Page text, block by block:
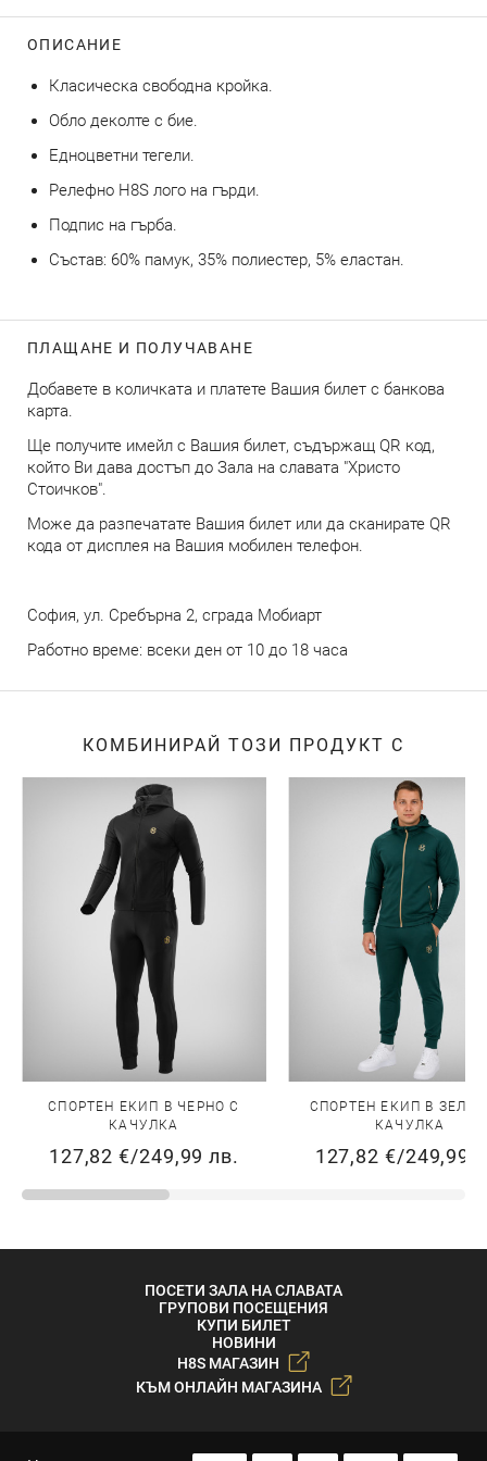
ОПИСАНИЕ
Класическа свободна кройка.
Обло деколте с бие.
Едноцветни тегели.
Релефно H8S лого на гърди.
Подпис на гърба.
Състав: 60% памук, 35% полиестер, 5% еластан.
ПЛАЩАНЕ И ПОЛУЧАВАНЕ
Добавете в количката и платете Вашия билет с банкова
карта.
Ще получите имейл с Вашия билет, съдържащ QR код,
който Ви дава достъп до Зала на славата "Христо
Стоичков".
Може да разпечатате Вашия билет или да сканирате QR
кода от дисплея на Вашия мобилен телефон.
София, ул. Сребърна 2, сграда Мобиарт
Работно време: всеки ден от 10 до 18 часа
КОМБИНИРАЙ ТОЗИ ПРОДУКТ С
СПОРТЕН ЕКИП В ЧЕРНО С
КАЧУЛКА
127,82 €/249,99 лв.
СПОРТЕН ЕКИП В
КАЧУЛКА
127,82 €/249,99
ПОСЕТИ ЗАЛА НА СЛАВАТА
ГРУПОВИ ПОСЕЩЕНИЯ
КУПИ БИЛЕТ
НОВИНИ
H8S МАГАЗИН
КЪМ ОНЛАЙН МАГАЗИНА